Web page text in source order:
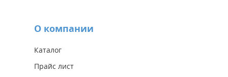
О компании
Каталог
Прайс лист